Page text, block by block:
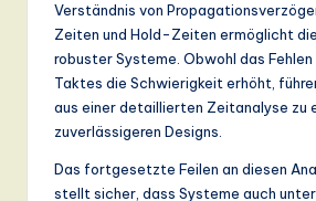
Verständnis von
Zeiten und Hold-Zeiten ermöglicht
robuster Systeme. Obwohl das
Taktes die Schwierigkeit erhöht,
aus einer detaillierten Zeitanalyse zu
zuverlässigeren Designs.
Das fortgesetzte Feilen an diesen
stellt sicher, dass Systeme auch